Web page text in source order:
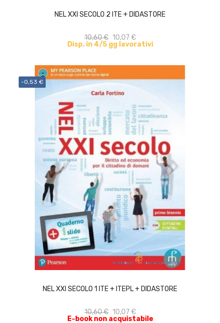
NEL XXI SECOLO 2 ITE + DIDASTORE
10,60 € 10,07 €
Disp. in 4/5 gg lavorativi
-0,53 €
NEL XXI SECOLO 1 ITE + ITEPL + DIDASTORE
10,60 € 10,07 €
E-book non acquistabile
ACQUISTA